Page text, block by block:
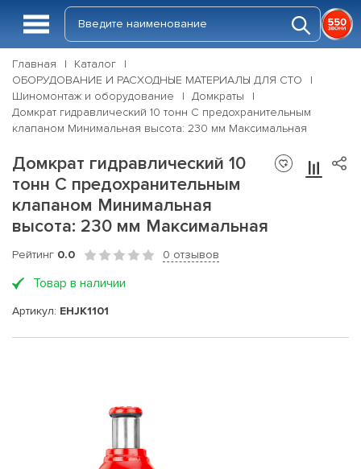
Главная
Каталог
ОБОРУДОВАНИЕ И РАСХОДНЫЕ МАТЕРИАЛЫ ДЛЯ СТО
Шиномонтаж и оборудование
Домкраты
Домкрат гидравлический 10 тонн С предохранительным
клапаном Минимальная высота: 230 мм Максимальная
Домкрат гидравлический 10
тонн С предохранительным
клапаном Минимальная
высота: 230 мм Максимальная
Рейтинг 0.0 0 отзывов
Товар в наличии
Артикул: EHJK1101